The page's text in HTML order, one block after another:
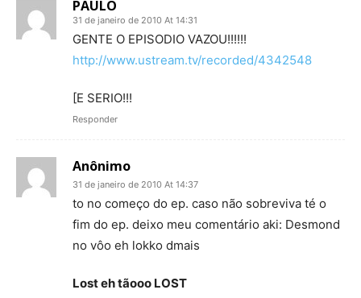
PAULO
31 de janeiro de 2010 At 14:31
GENTE O EPISODIO VAZOU!!!!!!
http://www.ustream.tv/recorded/4342548
[E SERIO!!!
Responder
Anônimo
31 de janeiro de 2010 At 14:37
to no começo do ep. caso não sobreviva té o
fim do ep. deixo meu comentário aki: Desmond
no vôo eh lokko dmais
Lost eh tãooo LOST